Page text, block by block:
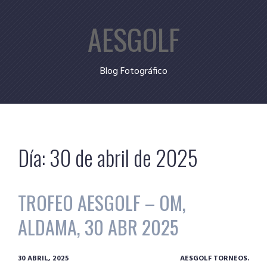
AESGOLF
Blog Fotográfico
Día:30 de abril de 2025
TROFEO AESGOLF – OM,
ALDAMA, 30 ABR 2025
30 ABRIL, 2025 AESGOLF TORNEOS.